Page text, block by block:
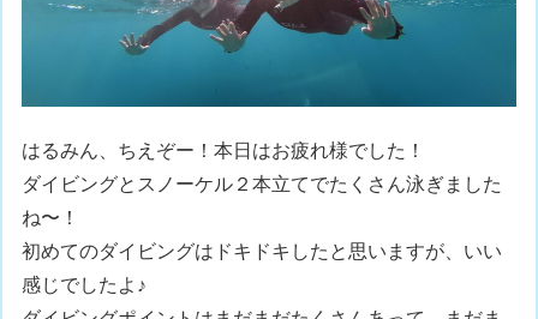
はるみん、ちえぞー！本日はお疲れ様でした！
ダイビングとスノーケル２本立てでたくさん泳ぎました
ね〜！
初めてのダイビングはドキドキしたと思いますが、いい
感じでしたよ♪